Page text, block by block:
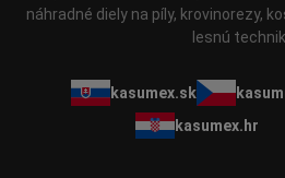
náhradné diely na píly, krovinorezy,
lesnú
kasumex.sk
kasumex.hr